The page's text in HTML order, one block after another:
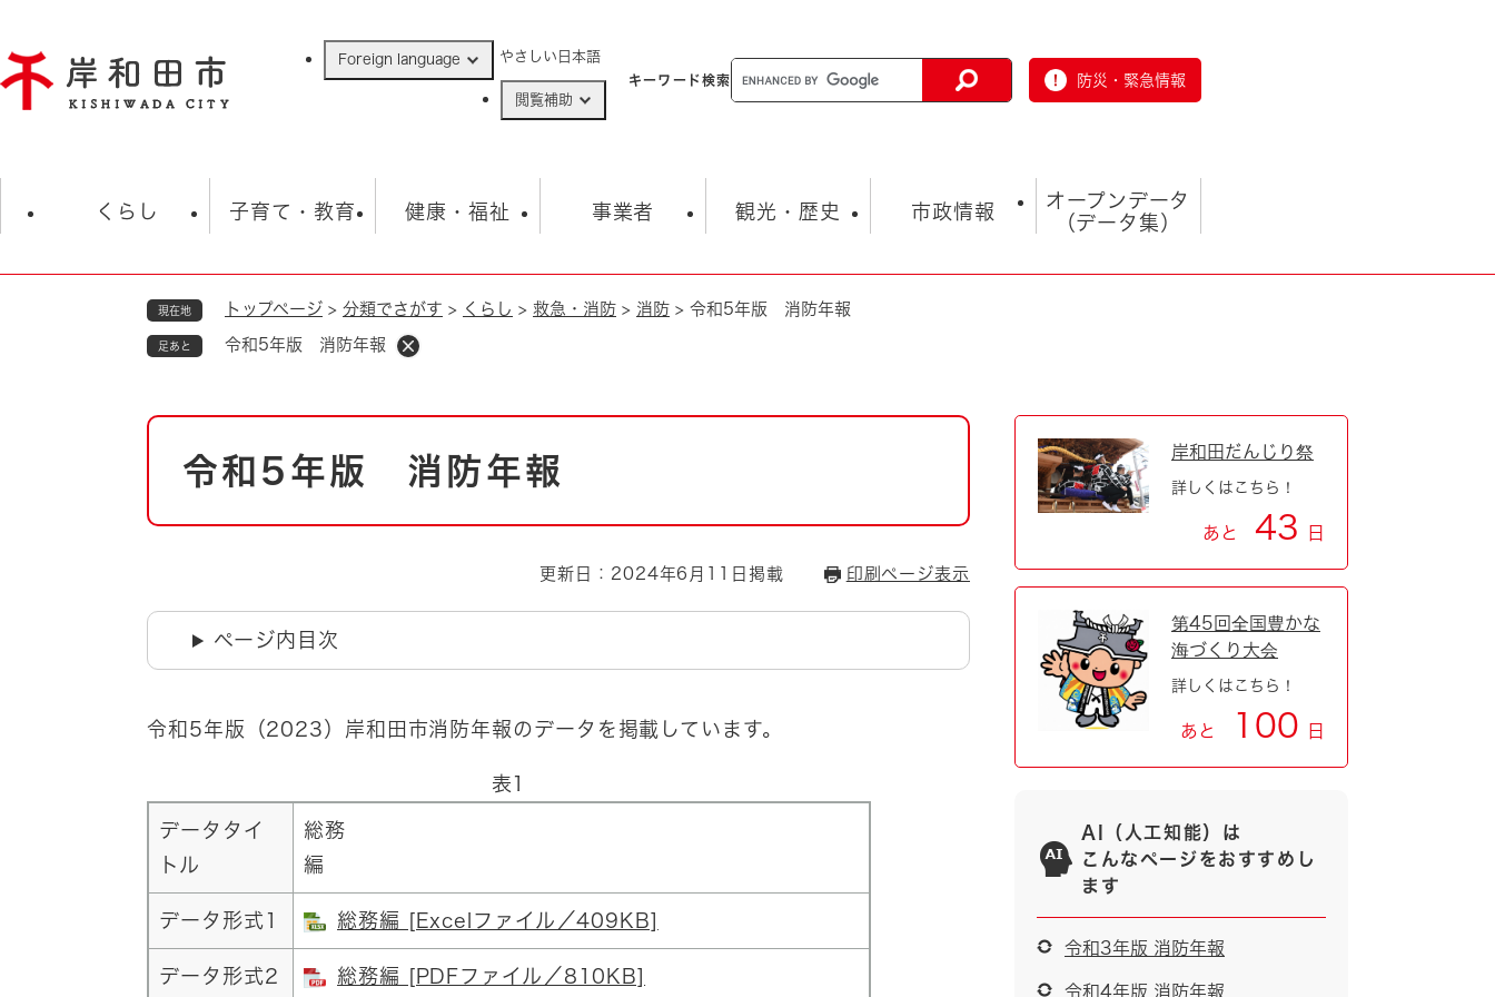
ジ
の
Foreign language やさしい日本語
閲覧補助
キーワード検索 防災・緊急情報
くらし
住民票・戸籍
ごみ・衛生・動物 救急・消防
防災・防犯 上水道・下水道
自然・環境・公園
男女共同参画
地域コミュニティ・ボラン
国際交流
子育て・教育
学校 子育て
健康・福祉
福祉・健康・生活 生涯学習・スポーツ
事業者
入札・契約情報 まちづくり・協働
環境 福祉・介護
観光・歴史
観光 観光スポット
市政情報
市の概要 総合計画
市政 職員採用情報
市役所・施設の案内
オープンデータ
（データ集）
オープンデータ
現在地 トップページ > 分類でさがす > くらし > 救急・消防 > 消防 > 令和5年版 消防年報
足あと 令和5年版 消防年報
本
令和5年版 消防年報
更新日：2024年6月11日掲載 印刷ページ表示
ページ内目次
令和5年版（2023）岸和田市消防年報のデータを掲載しています。
表1
データタイ
トル
総務
編
データ形式1 総務編 [Excelファイル／409KB]
データ形式2 総務編 [PDFファイル／810KB]
岸和田だんじり祭
詳しくはこちら！
あと 43 日
第45回全国豊かな
海づくり大会
詳しくはこちら！
あと 100 日
AI（人工知能）は
こんなページをおすすめし
ます
令和3年版 消防年報
令和4年版 消防年報